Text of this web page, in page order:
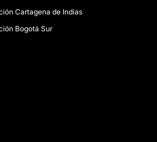
Cartagena de Indias
Bogotá Sur